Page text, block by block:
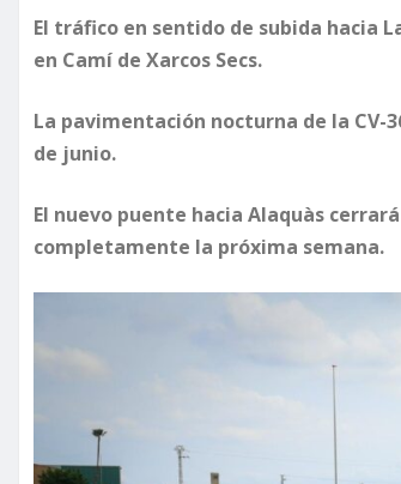
El tráfico en sentido de subida hacia
en Camí de Xarcos Secs.
La pavimentación nocturna de la CV-
de junio.
El nuevo puente hacia Alaquàs
completamente la próxima semana.